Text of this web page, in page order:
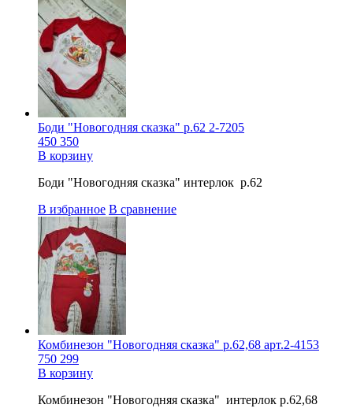
Боди "Новогодняя сказка" р.62 2-7205
450 350
В корзину
Боди "Новогодняя сказка" интерлок р.62
В избранное В сравнение
Комбинезон "Новогодняя сказка" р.62,68 арт.2-4153
750 299
В корзину
Комбинезон "Новогодняя сказка" интерлок р.62,68